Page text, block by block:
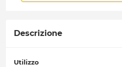
Descrizione
Utilizzo